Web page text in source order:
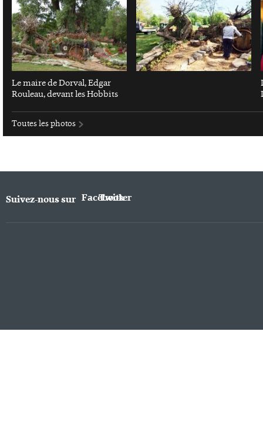
Le maire de Dorval, Edgar
Rouleau, devant les Hobbits
Toutes les photos
Suivez-nous sur Facebook
Twitter